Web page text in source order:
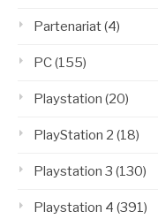
Partenariat(4)
PC(155)
Playstation (20)
PlayStation 2 (18)
Playstation 3 (130)
Playstation 4 (391)